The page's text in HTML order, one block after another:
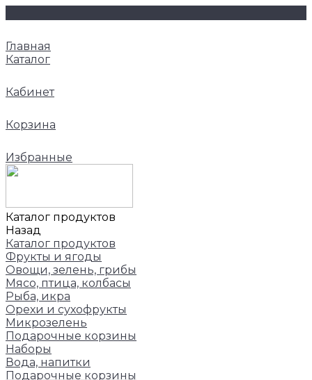
Главная
Каталог
Кабинет
Корзина
Избранные
Каталог продуктов
Назад
Каталог продуктов
Фрукты и ягоды
Овощи, зелень, грибы
Мясо, птица, колбасы
Рыба, икра
Орехи и сухофрукты
Микрозелень
Подарочные корзины
Наборы
Вода, напитки
Подарочные корзины